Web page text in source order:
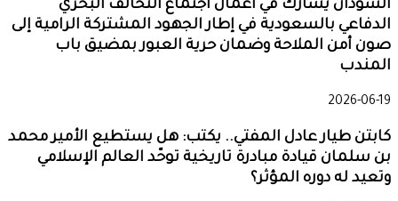
السودان يشارك في أعمال اجتماع التحالف البحري
الدفاعي بالسعودية في إطار الجهود المشتركة الرامية إلى
صون أمن الملاحة وضمان حرية العبور بمضيق باب
المندب
2026-06-19
كابتن طيار عادل المفتي.. يكتب: هل يستطيع الأمير محمد
بن سلمان قيادة مبادرة تاريخية توحّد العالم الإسلامي
وتعيد له دوره المؤثر؟